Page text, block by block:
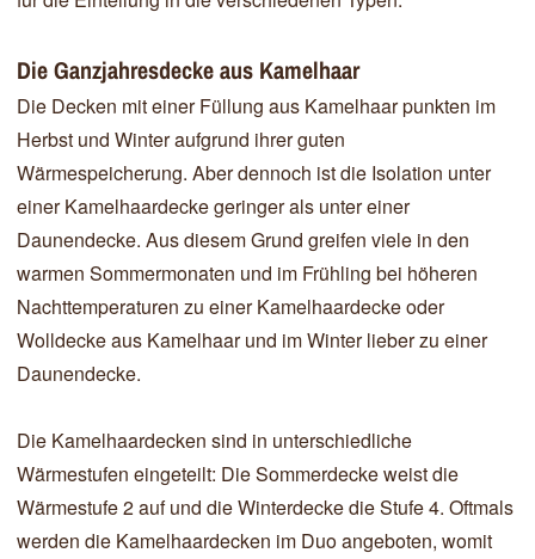
Die Ganzjahresdecke aus Kamelhaar
Die Decken mit einer Füllung aus Kamelhaar punkten im
Herbst und Winter aufgrund ihrer guten
Wärmespeicherung. Aber dennoch ist die Isolation unter
einer Kamelhaardecke geringer als unter einer
Daunendecke. Aus diesem Grund greifen viele in den
warmen Sommermonaten und im Frühling bei höheren
Nachttemperaturen zu einer Kamelhaardecke oder
Wolldecke aus Kamelhaar und im Winter lieber zu einer
Daunendecke.
Die Kamelhaardecken sind in unterschiedliche
Wärmestufen eingeteilt: Die Sommerdecke weist die
Wärmestufe 2 auf und die Winterdecke die Stufe 4. Oftmals
werden die Kamelhaardecken im Duo angeboten, womit